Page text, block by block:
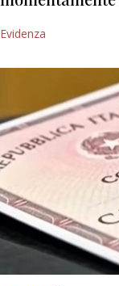
Evidenza